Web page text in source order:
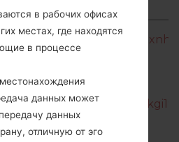
файла
файла
в рабочих офисах
местах, где находятся
в процессе
данных может
данных
отличную от эго